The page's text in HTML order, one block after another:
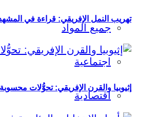
جميع المواد
اجتماعية
اقتصادية
تهريب النمل الإفريقي: قراءة في
إثيوبيا والقرن الإفريقي: تحوُّلات